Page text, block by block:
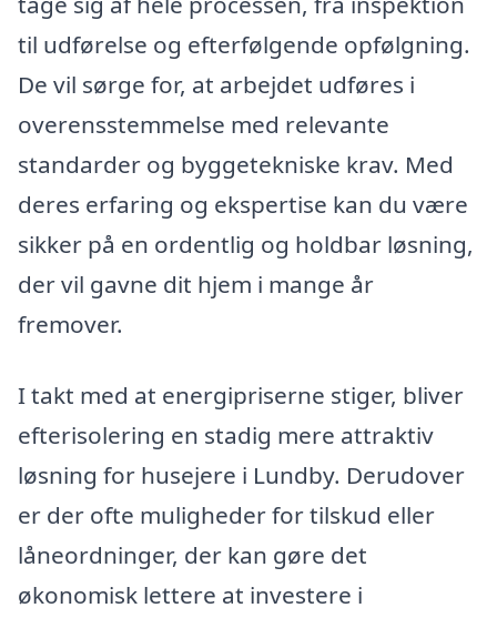
til udførelse og efterfølgende opfølgning.
De vil sørge for, at arbejdet udføres i
overensstemmelse med relevante
standarder og byggetekniske krav. Med
deres erfaring og ekspertise kan du være
sikker på en ordentlig og holdbar løsning,
der vil gavne dit hjem i mange år
fremover.
I takt med at energipriserne stiger, bliver
efterisolering en stadig mere attraktiv
løsning for husejere i Lundby. Derudover
er der ofte muligheder for tilskud eller
låneordninger, der kan gøre det
økonomisk lettere at investere i